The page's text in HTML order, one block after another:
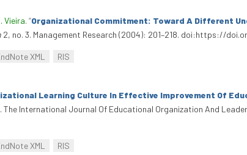
Vieira. “Organizational Commitment: Toward A Different
2, no. 3. Management Research (2004): 201–218. doi:https://
XML RIS
Learning Culture In Effective Improvement Of
The International Journal Of Educational Organization And
XML RIS